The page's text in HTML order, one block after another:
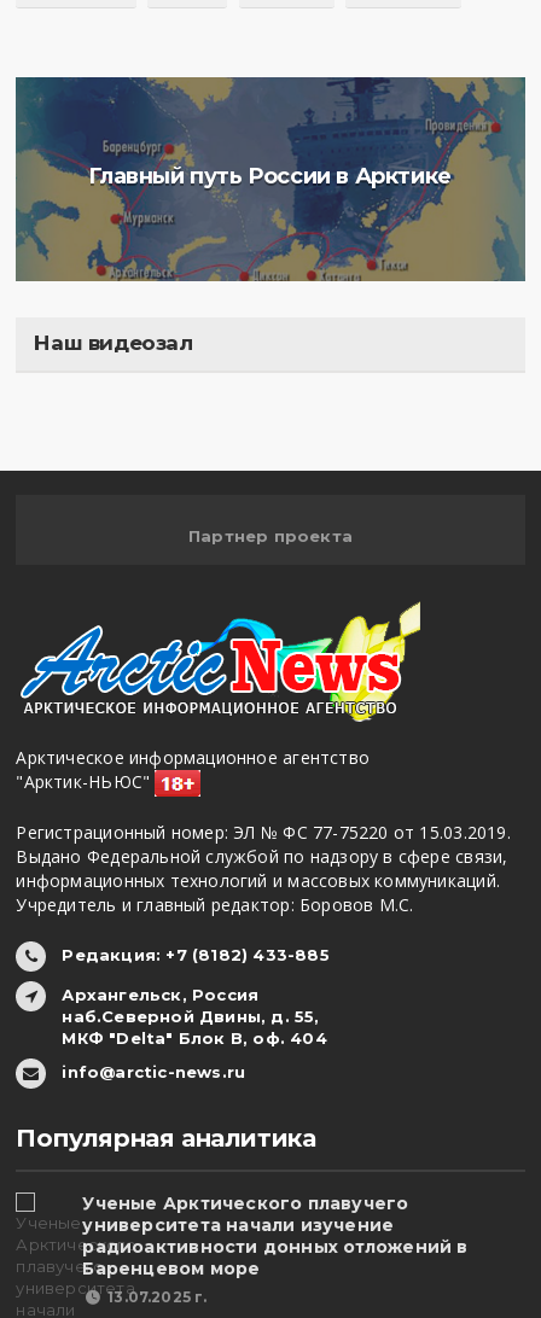
Главный путь России в Арктике
Наш видеозал
Партнер проекта
Арктическое информационное агентство
"Арктик-НЬЮС"
Регистрационный номер: ЭЛ № ФС 77-75220 от 15.03.2019.
Выдано Федеральной службой по надзору в сфере связи,
информационных технологий и массовых коммуникаций.
Учредитель и главный редактор: Боровов М.С.
Редакция: +7 (8182) 433-885
Архангельск, Россия
наб.Северной Двины, д. 55,
МКФ "Delta" Блок В, оф. 404
info@arctic-news.ru
Популярная аналитика
Ученые Арктического плавучего
университета начали изучение
радиоактивности донных отложений в
Баренцевом море
13.07.2025 г.